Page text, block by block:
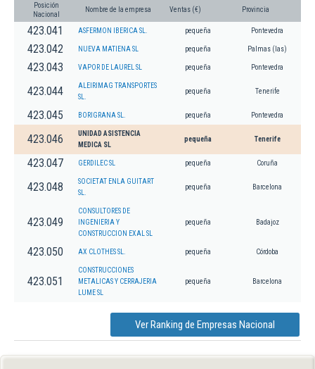
Posición
Nacional
Nombre de la empresa Ventas (€) Provincia
423.041 ASFERMON IBERICA SL. pequeña Pontevedra
423.042 NUEVA MATIENA SL pequeña Palmas (las)
423.043 VAPOR DE LAUREL SL pequeña Pontevedra
423.044
ALEIRIMAG TRANSPORTES
SL.
pequeña Tenerife
423.045 BORIGRANA SL. pequeña Pontevedra
423.046
UNIDAD ASISTENCIA
MEDICA SL
pequeña Tenerife
423.047 GERDILEC SL pequeña Coruña
423.048
SOCIETAT ENLA GUITART
SL.
pequeña Barcelona
423.049
CONSULTORES DE
INGENIERIA Y
CONSTRUCCION EXAL SL
pequeña Badajoz
423.050 AX CLOTHES SL. pequeña Córdoba
423.051
CONSTRUCCIONES
METALICAS Y CERRAJERIA
LUME SL
pequeña Barcelona
Ver Ranking de Empresas Nacional